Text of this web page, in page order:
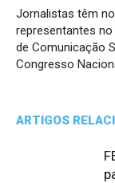
Jornalistas têm
representantes
de Comunicação
Congresso
ARTIGOS